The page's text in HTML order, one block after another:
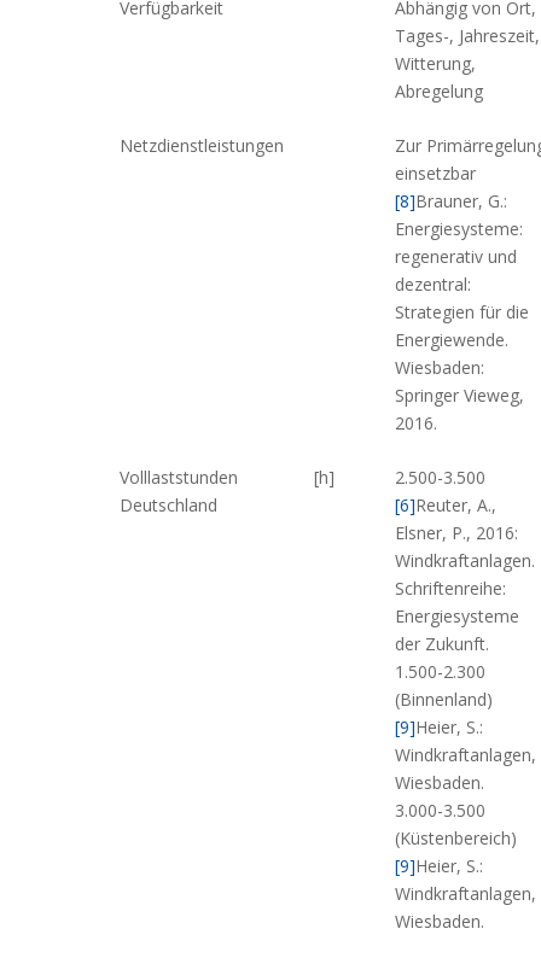
Verfügbarkeit
Abhängig von Ort,
Tages-, Jahreszeit,
Witterung,
Abregelung
Netzdienstleistungen
Zur
einsetzbar
[8]Brauner, G.:
Energiesysteme:
regenerativ und
dezentral:
Strategien für die
Energiewende.
Wiesbaden:
Springer Vieweg,
2016.
Volllaststunden
Deutschland
[h]
2.500-3.500
[6]Reuter, A.,
Elsner, P., 2016:
Windkraftanlagen.
Schriftenreihe:
Energiesysteme
der Zukunft.
1.500-2.300
(Binnenland)
[9]Heier, S.:
Windkraftanlagen,
Wiesbaden.
3.000-3.500
(Küstenbereich)
[9]Heier, S.:
Windkraftanlagen,
Wiesbaden.